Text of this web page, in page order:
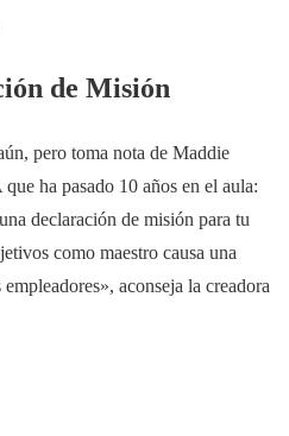
de Misión
pero toma nota de Maddie
ha pasado 10 años en el aula:
declaración de misión para tu
como maestro causa una
aconseja la creadora